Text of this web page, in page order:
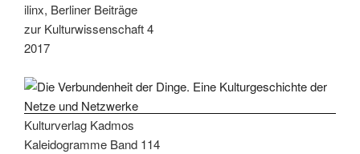
ilinx, Berliner Beiträge
zur Kulturwissenschaft 4
2017
Kulturverlag Kadmos
Kaleidogramme Band 114